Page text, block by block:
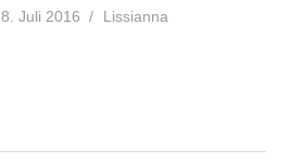
8. Juli 2016 Lissianna